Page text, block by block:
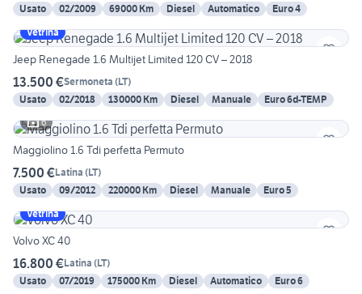
Usato
02/2009 69000 Km Diesel Automatico
Euro 4
Vetrina
Jeep Renegade 1.6 Multijet Limited 120 CV – 2018
13.500 €Sermoneta (LT)
Usato
02/2018 130000 Km Diesel Manuale
Euro 6d-TEMP
6
Maggiolino 1.6 Tdi perfetta Permuto
7.500 €Latina (LT)
Usato
09/2012 220000 Km Diesel Manuale
Euro 5
Vetrina
Volvo XC 40
16.800 €Latina (LT)
Usato
07/2019 175000 Km Diesel Automatico Euro 6